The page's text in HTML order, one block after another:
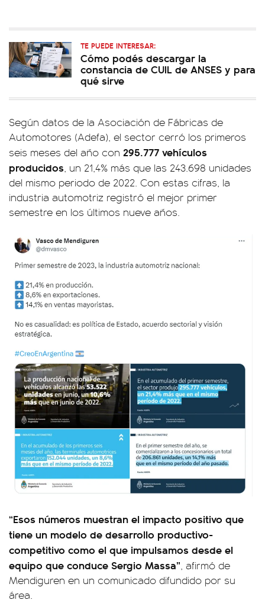
TE PUEDE INTERESAR:
Cómo podés descargar la
constancia de CUIL de ANSES y para
qué sirve
Según datos de la Asociación de Fábricas de
Automotores (Adefa), el sector cerró los primeros
seis meses del año con 295.777 vehículos
producidos, un 21,4% más que las 243.698 unidades
del mismo periodo de 2022. Con estas cifras, la
industria automotriz registró el mejor primer
semestre en los últimos nueve años.
“Esos números muestran el impacto positivo que
tiene un modelo de desarrollo productivo-
competitivo como el que impulsamos desde el
equipo que conduce Sergio Massa” , afirmó de
Mendiguren en un comunicado difundido por su
área.